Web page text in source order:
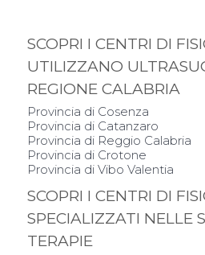
SCOPRI I CENTRI DI
UTILIZZANO
REGIONE CALABRIA
Provincia di Cosenza
Provincia di Catanzaro
Provincia di Reggio Calabria
Provincia di Crotone
Provincia di Vibo Valentia
SCOPRI I CENTRI DI
SPECIALIZZATI NELLE
TERAPIE